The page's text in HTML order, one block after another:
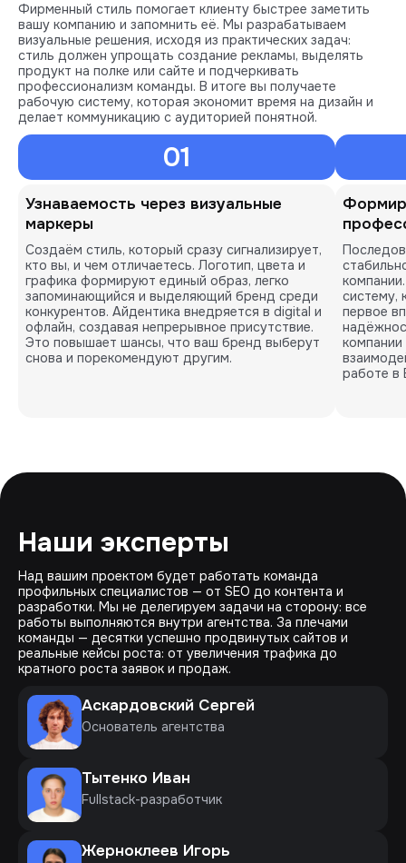
Фирменный стиль помогает клиенту быстрее заметить
вашу компанию и запомнить её. Мы разрабатываем
визуальные решения, исходя из практических задач:
стиль должен упрощать создание рекламы, выделять
продукт на полке или сайте и подчеркивать
профессионализм команды. В итоге вы получаете
рабочую систему, которая экономит время на дизайн и
делает коммуникацию с аудиторией понятной.
01
Узнаваемость через визуальные
маркеры
Создаём стиль, который сразу сигнализирует,
кто вы, и чем отличаетесь. Логотип, цвета и
графика формируют единый образ, легко
запоминающийся и выделяющий бренд среди
конкурентов. Айдентика внедряется в digital и
офлайн, создавая непрерывное присутствие.
Это повышает шансы, что ваш бренд выберут
снова и порекомендуют другим.
систему,
первое
работе в
Наши эксперты
Над вашим проектом будет работать команда
профильных специалистов — от SEO до контента и
разработки. Мы не делегируем задачи на сторону: все
работы выполняются внутри агентства. За плечами
команды — десятки успешно продвинутых сайтов и
реальные кейсы роста: от увеличения трафика до
кратного роста заявок и продаж.
Аскардовский Сергей
Основатель агентства
Тытенко Иван
Fullstack-разработчик
Жерноклеев Игорь